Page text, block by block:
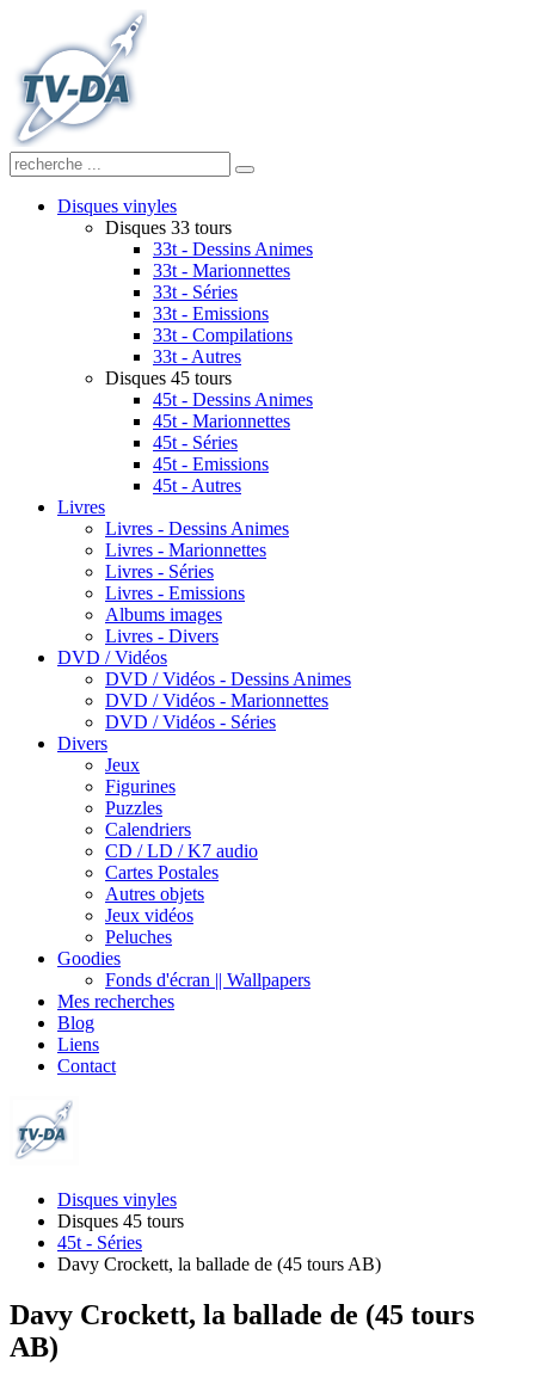
Disques vinyles
Disques 33 tours
33t - Dessins Animes
33t - Marionnettes
33t - Séries
33t - Emissions
33t - Compilations
33t - Autres
Disques 45 tours
45t - Dessins Animes
45t - Marionnettes
45t - Séries
45t - Emissions
45t - Autres
Livres
Livres - Dessins Animes
Livres - Marionnettes
Livres - Séries
Livres - Emissions
Albums images
Livres - Divers
DVD / Vidéos
DVD / Vidéos - Dessins Animes
DVD / Vidéos - Marionnettes
DVD / Vidéos - Séries
Divers
Jeux
Figurines
Puzzles
Calendriers
CD / LD / K7 audio
Cartes Postales
Autres objets
Jeux vidéos
Peluches
Goodies
Fonds d'écran || Wallpapers
Mes recherches
Blog
Liens
Contact
Disques vinyles
Disques 45 tours
45t - Séries
Davy Crockett, la ballade de (45 tours AB)
Davy Crockett, la ballade de (45 tours
AB)